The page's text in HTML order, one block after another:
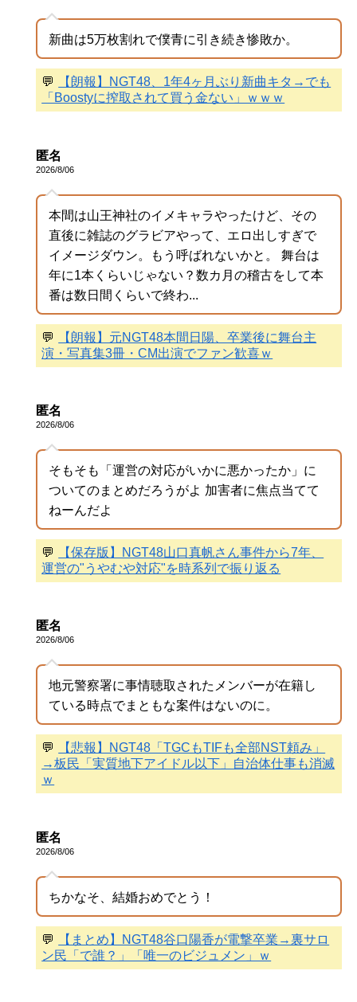
新曲は5万枚割れで僕青に引き続き惨敗か。
💬
【朗報】NGT48、1年4ヶ月ぶり新曲キタ→でも
「Boostyに搾取されて買う金ない」ｗｗｗ
匿名
2026/8/06
本間は山王神社のイメキャラやったけど、その
直後に雑誌のグラビアやって、エロ出しすぎで
イメージダウン。もう呼ばれないかと。 舞台は
年に1本くらいじゃない？数カ月の稽古をして本
番は数日間くらいで終わ...
💬
【朗報】元NGT48本間日陽、卒業後に舞台主
演・写真集3冊・CM出演でファン歓喜ｗ
匿名
2026/8/06
そもそも「運営の対応がいかに悪かったか」に
ついてのまとめだろうがよ 加害者に焦点当てて
ねーんだよ
💬
【保存版】NGT48山口真帆さん事件から7年、
運営の"うやむや対応"を時系列で振り返る
匿名
2026/8/06
地元警察署に事情聴取されたメンバーが在籍し
ている時点でまともな案件はないのに。
💬
【悲報】NGT48「TGCもTIFも全部NST頼み」
→板民「実質地下アイドル以下」自治体仕事も消滅
ｗ
匿名
2026/8/06
ちかなそ、結婚おめでとう！
💬
【まとめ】NGT48谷口陽香が電撃卒業→裏サロ
ン民「で誰？」「唯一のビジュメン」ｗ